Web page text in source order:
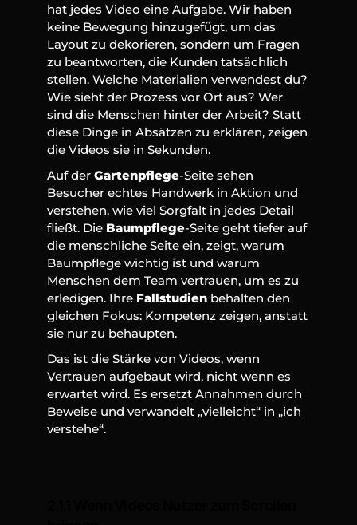
hat jedes Video eine Aufgabe. Wir haben
keine Bewegung hinzugefügt, um das
Layout zu dekorieren, sondern um Fragen
zu beantworten, die Kunden tatsächlich
stellen. Welche Materialien verwendest du?
Wie sieht der Prozess vor Ort aus? Wer
sind die Menschen hinter der Arbeit? Statt
diese Dinge in Absätzen zu erklären, zeigen
die Videos sie in Sekunden.
Auf der Gartenpflege-Seite sehen
Besucher echtes Handwerk in Aktion und
verstehen, wie viel Sorgfalt in jedes Detail
fließt. Die Baumpflege-Seite geht tiefer auf
die menschliche Seite ein, zeigt, warum
Baumpflege wichtig ist und warum
Menschen dem Team vertrauen, um es zu
erledigen. Ihre Fallstudien behalten den
gleichen Fokus: Kompetenz zeigen, anstatt
sie nur zu behaupten.
Das ist die Stärke von Videos, wenn
Vertrauen aufgebaut wird, nicht wenn es
erwartet wird. Es ersetzt Annahmen durch
Beweise und verwandelt „vielleicht“ in „ich
verstehe“.